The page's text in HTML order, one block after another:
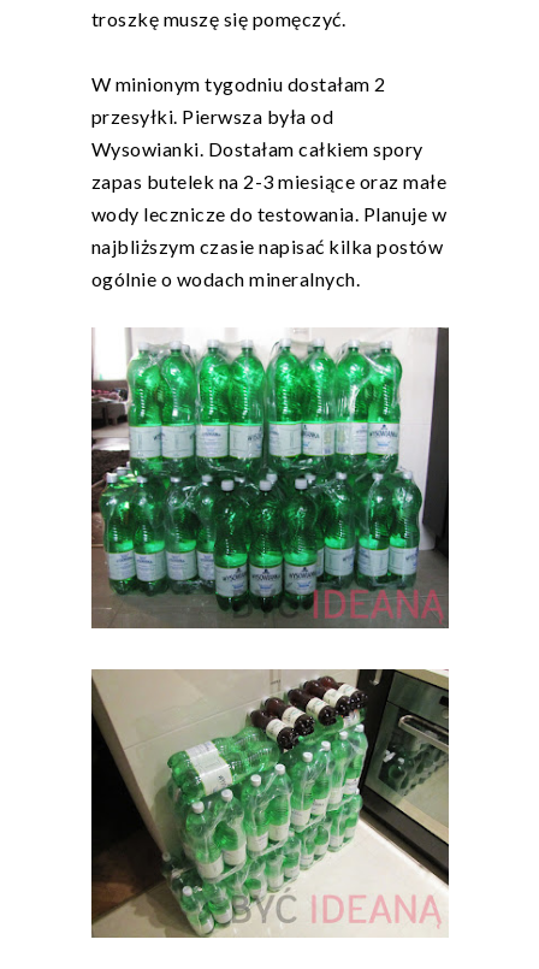
troszkę muszę się pomęczyć.
W minionym tygodniu dostałam 2
przesyłki. Pierwsza była od
Wysowianki. Dostałam całkiem spory
zapas butelek na 2-3 miesiące oraz małe
wody lecznicze do testowania. Planuje w
najbliższym czasie napisać kilka postów
ogólnie o wodach mineralnych.